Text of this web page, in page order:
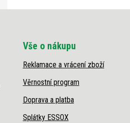
Vše o nákupu
Reklamace a vrácení zboží
Věrnostní program
Doprava a platba
Splátky ESSOX